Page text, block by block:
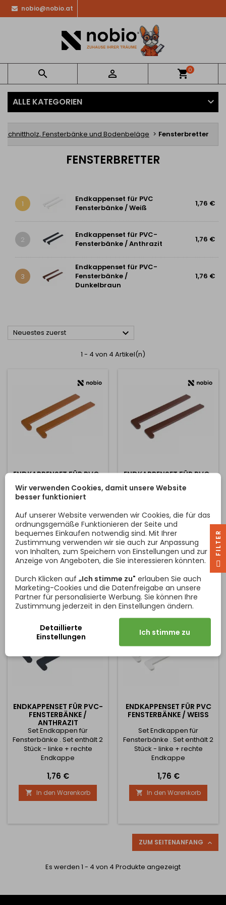
nobio@nobio.at
  shopping_cart0
ALLE KATEGORIEN
Schnittholz, Fensterbänke und Bodenbeläge Fensterbretter
FENSTERBRETTER
1
Endkappenset für PVC
Fensterbänke / Weiß
1,76 €
2
Endkappenset für PVC-
Fensterbänke / Anthrazit
1,76 €
3
Endkappenset für PVC-
Fensterbänke /
Dunkelbraun
1,76 €
Neuestes zuerst 
1 - 4 von 4 Artikel(n)
ENDKAPPENSET FÜR PVC-
FENSTERBÄNKE / BEIGE
Set Endkappen für
Stück - linke + rechte
Endkappe
Preis
1,76 €
 In den Warenkorb
ENDKAPPENSET FÜR PVC-
FENSTERBÄNKE /
DUNKELBRAUN
Stück - linke + rechte
Endkappe
Preis
1,76 €
 In den Warenkorb
ENDKAPPENSET FÜR PVC-
FENSTERBÄNKE /
ANTHRAZIT
Set Endkappen für
Fensterbänke . Set enthält 2
Stück - linke + rechte
Endkappe
Preis
1,76 €
 In den Warenkorb
ENDKAPPENSET FÜR PVC
FENSTERBÄNKE / WEISS
Set Endkappen für
Fensterbänke . Set enthält 2
Stück - linke + rechte
Endkappe
Preis
1,76 €
 In den Warenkorb
ZUM SEITENANFANG 
Es werden 1 - 4 von 4 Produkte angezeigt
Wir verwenden Cookies, damit unsere Website
besser funktioniert
Auf unserer Website verwenden wir Cookies, die für das
ordnungsgemäße Funktionieren der Seite und
bequemes Einkaufen notwendig sind. Mit Ihrer
Zustimmung verwenden wir sie auch zur Anpassung
von Inhalten, zum Speichern von Einstellungen und zur
Anzeige von Angeboten, die Sie interessieren könnten.
Durch Klicken auf „Ich stimme zu" erlauben Sie auch
Marketing-Cookies und die Datenfreigabe an unsere
Partner für personalisierte Werbung. Sie können Ihre
Zustimmung jederzeit in den Einstellungen ändern.
Detaillierte
Einstellungen
Ich stimme zu
R